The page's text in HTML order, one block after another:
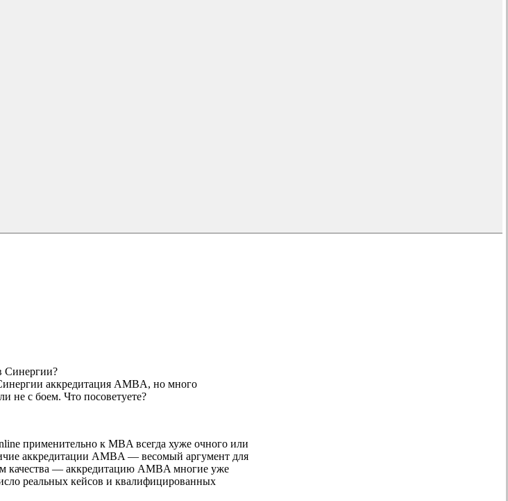
Синергии?
аккредитация AMBA, но много
не с боем. Что посоветуете?
применительно к MBA всегда хуже очного или
аккредитации AMBA — весомый аргумент для
качества — аккредитацию AMBA многие уже
реальных кейсов и квалифицированных